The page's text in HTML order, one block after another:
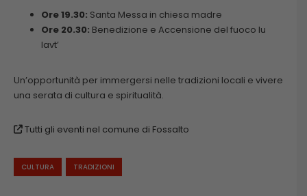
Ore 19.30: Santa Messa in chiesa madre
Ore 20.30: Benedizione e Accensione del fuoco lu
lavt’
Un’opportunità per immergersi nelle tradizioni locali e vivere
una serata di cultura e spiritualità.
Tutti gli eventi nel comune di Fossalto
CULTURA TRADIZIONI